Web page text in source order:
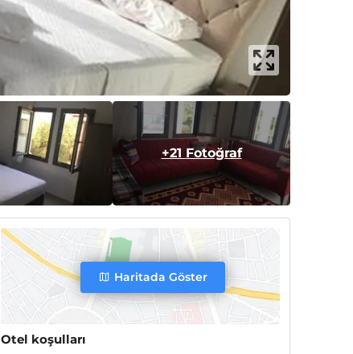
+21 Fotoğraf
Haritada Göster
Otel koşulları